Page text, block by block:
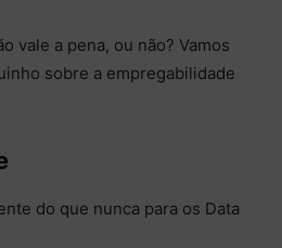
vale a pena, ou não? Vamos
sobre a empregabilidade
do que nunca para os Data